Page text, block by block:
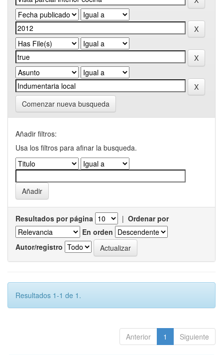
Comenzar nueva busqueda
Añadir filtros:
Usa los filtros para afinar la busqueda.
Resultados por página | Ordenar por
En orden
Autor/registro
Resultados 1-1 de 1.
Anterior 1 Siguiente